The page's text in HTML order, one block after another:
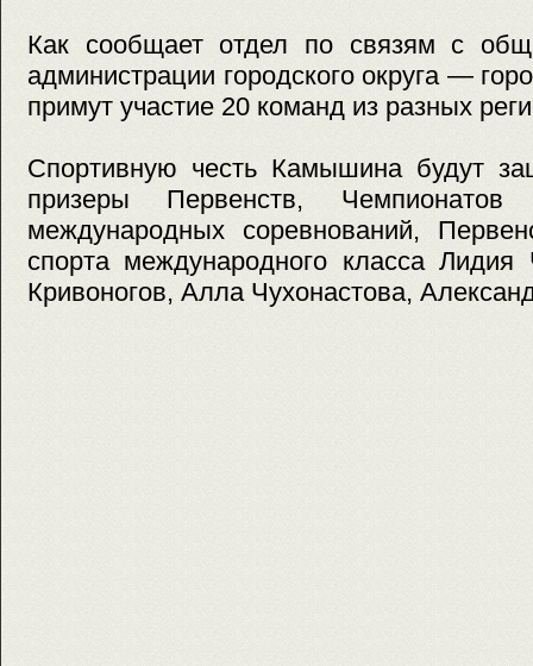
Как сообщает отдел по связям с
администрации городского округа —
примут участие 20 команд из разных
Спортивную честь Камышина будут
призеры Первенств,
международных соревнований,
спорта международного класса Лидия
Кривоногов, Алла Чухонастова,